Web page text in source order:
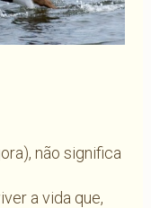
não significa
a vida que,